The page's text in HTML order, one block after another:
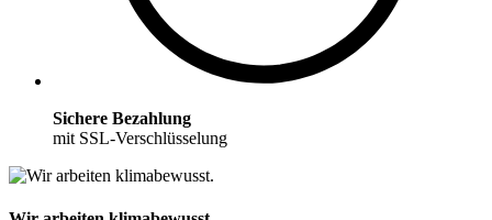
Sichere Bezahlung
mit SSL-Verschlüsselung